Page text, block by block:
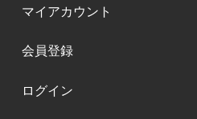
マイアカウント
会員登録
ログイン